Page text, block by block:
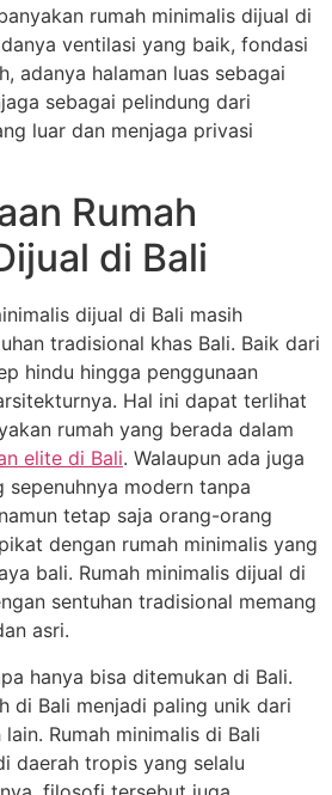
rumah minimalis dijual di
ventilasi yang baik, fondasi
adanya halaman luas sebagai
sebagai pelindung dari
luar dan menjaga privasi
Rumah
di Bali
dijual di Bali masih
tradisional khas Bali. Baik dari
hindu hingga penggunaan
Hal ini dapat terlihat
rumah yang berada dalam
elite di Bali. Walaupun ada juga
sepenuhnya modern tanpa
tetap saja orang-orang
dengan rumah minimalis yang
bali. Rumah minimalis dijual di
sentuhan tradisional memang
asri.
hanya bisa ditemukan di Bali.
di Bali menjadi paling unik dari
Rumah minimalis di Bali
daerah tropis yang selalu